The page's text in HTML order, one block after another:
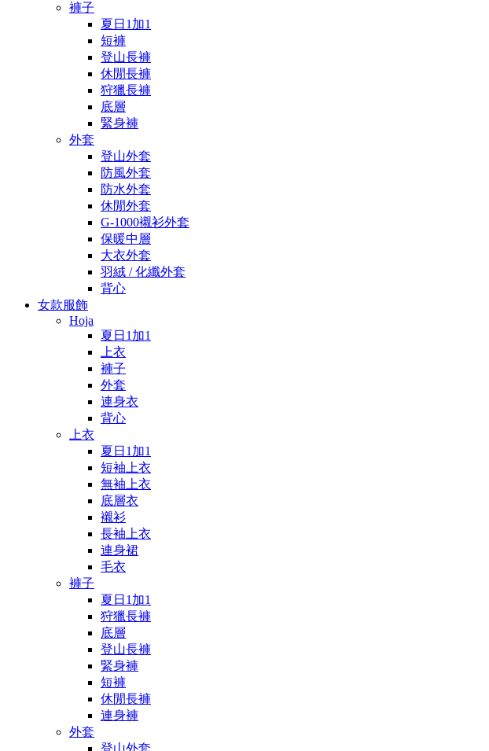
褲子
夏日1加1
短褲
登山長褲
休閒長褲
狩獵長褲
底層
緊身褲
外套
登山外套
防風外套
防水外套
休閒外套
G-1000襯衫外套
保暖中層
大衣外套
羽絨 / 化纖外套
背心
女款服飾
Hoja
夏日1加1
上衣
褲子
外套
連身衣
背心
上衣
夏日1加1
短袖上衣
無袖上衣
底層衣
襯衫
長袖上衣
連身裙
毛衣
褲子
夏日1加1
狩獵長褲
底層
登山長褲
緊身褲
短褲
休閒長褲
連身褲
外套
登山外套